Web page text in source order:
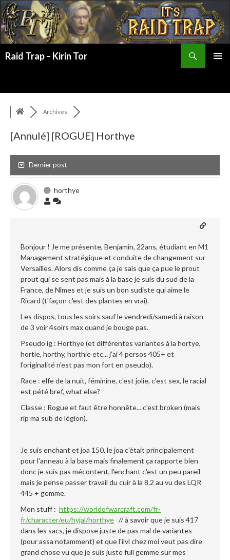
Raid Trap – Kirin Tor
Archives
[Annulé] [ROGUE] Horthye
Dernier post
horthye
Bonjour ! Je me présente, Benjamin, 22ans, étudiant en M1
Management stratégique et conduite de changement sur
Versailles. Alors dis comme ça je sais que ça pue le prout
prout qui se sent pas mais à la base je suis du sud de la
France, de Nîmes et je suis un bon sudiste qui aime le
Ricard (t'façon c'est des plantes en vrai).
Les dispos, tous les soirs sauf le vendredi/samedi à raison
de 3 voir 4soirs max quand je bouge pas.
Pseudo ig : Horthye (et différentes variantes à la hortye,
hortie, horthy, horthie etc... j'ai 4 persos 405+ et
l'originalité n'est pas mon fort en pseudo).
Race : elfe de la nuit, féminine, c'est jolie, c'est sex, le racial
est pété bref, what else?
Classe : Rogue et faut être honnête... c'est broken (mais
rip ma sub de légion).
Je suis enchant et joa 150, le joa c'était principalement
pour l'anneau à la base mais finalement ça rapporte bien
donc je suis pas mécontent, l'enchant c'est un peu pareil
mais je pense passer travail du cuir à la 8.2 au vu des LQR
445 + gemme.
Mon stuff : https://worldofwarcraft.com/fr-
fr/character/eu/hyjal/horthye // à savoir que je suis 417
dans les sacs, je dispose juste de pas mal de variantes
(pour assa notamment) et que l'ilvl chez moi veut pas dire
grand chose vu que je suis juste full gemme sur mes